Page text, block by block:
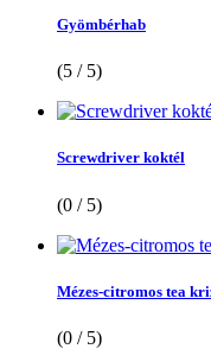
Gyömbérhab
(5 / 5)
Screwdriver koktél
(0 / 5)
Mézes-citromos tea
(0 / 5)